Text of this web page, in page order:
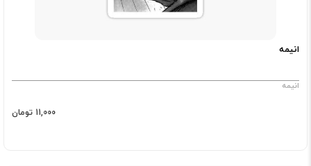
انیمه
انیمه
11,000 تومان